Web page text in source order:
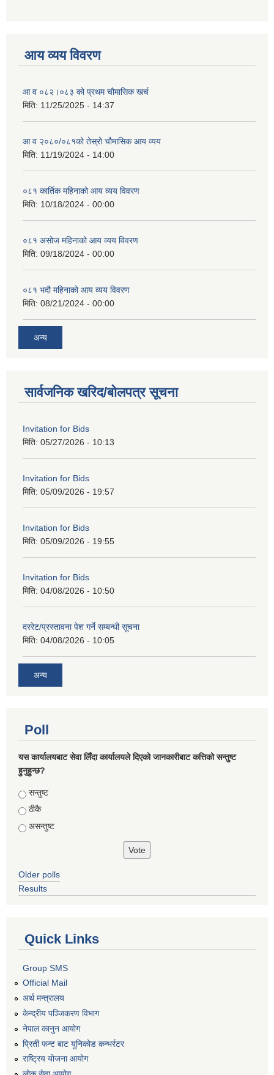
आय व्यय विवरण
आ व ०८२।०८३ को प्रथम चौमासिक खर्च
मिति: 11/25/2025 - 14:37
आ व २०८०/०८१को तेस्रो चौमासिक आय व्यय
मिति: 11/19/2024 - 14:00
०८१ कार्तिक महिनाको आय व्यय विवरण
मिति: 10/18/2024 - 00:00
०८१ असोज महिनाको आय व्यय विवरण
मिति: 09/18/2024 - 00:00
०८१ भदौ महिनाको आय व्यय विवरण
मिति: 08/21/2024 - 00:00
अन्य
सार्वजनिक खरिद/बोलपत्र सूचना
Invitation for Bids
मिति: 05/27/2026 - 10:13
Invitation for Bids
मिति: 05/09/2026 - 19:57
Invitation for Bids
मिति: 05/09/2026 - 19:55
Invitation for Bids
मिति: 04/08/2026 - 10:50
दररेट/प्रस्तावना पेश गर्ने सम्बन्धी सूचना
मिति: 04/08/2026 - 10:05
अन्य
Poll
यस कार्यालयबाट सेवा लिँदा कार्यालयले दिएको जानकारीबाट कत्तिको सन्तुष्ट
हुनुहुन्छ?
Choices
सन्तुष्ट
ठीकै
असन्तुष्ट
Older polls
Results
Quick Links
Group SMS
Official Mail
अर्थ मन्त्रालय
केन्द्रीय पञ्जिकरण विभाग
नेपाल कानुन आयोग
प्रिती फन्ट बाट युनिकोड कन्भर्रटर
राष्ट्रिय योजना आयोग